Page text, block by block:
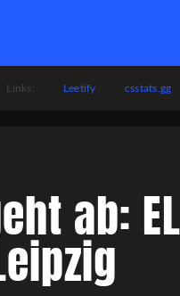
Links: Leetify csstats.gg
ab: